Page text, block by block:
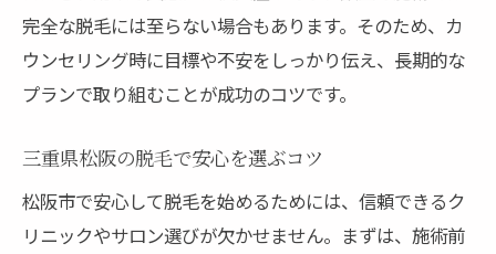
完全な脱毛には至らない場合もあります。そのため、カ
ウンセリング時に目標や不安をしっかり伝え、長期的な
プランで取り組むことが成功のコツです。
三重県松阪の脱毛で安心を選ぶコツ
松阪市で安心して脱毛を始めるためには、信頼できるク
リニックやサロン選びが欠かせません。まずは、施術前